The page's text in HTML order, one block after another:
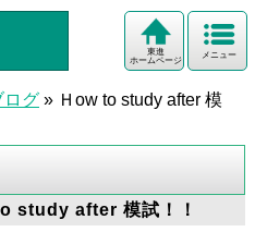
メニュー
東進
ホームページ
ログ » Ｈow to study after 模
study after 模試！！